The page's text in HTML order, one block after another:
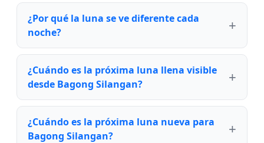
¿Por qué la luna se ve diferente cada
noche?
¿Cuándo es la próxima luna llena visible
desde Bagong Silangan?
¿Cuándo es la próxima luna nueva para
Bagong Silangan?